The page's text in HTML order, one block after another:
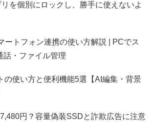
を個別にロックし、勝手に使えないよ
ートフォン連携の使い方解説 | PCでス
話・ファイル管理
の使い方と便利機能5選【AI編集・背景
円？容量偽装SSDと詐欺広告に注意